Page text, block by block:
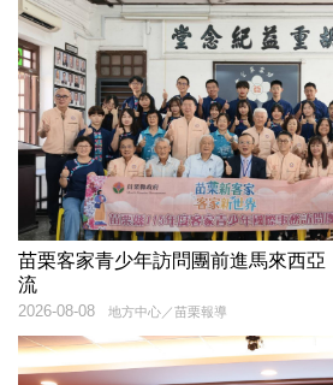
苗栗客家青少年訪問團前進馬來西
流
地方中心／苗栗報導
2026-08-08